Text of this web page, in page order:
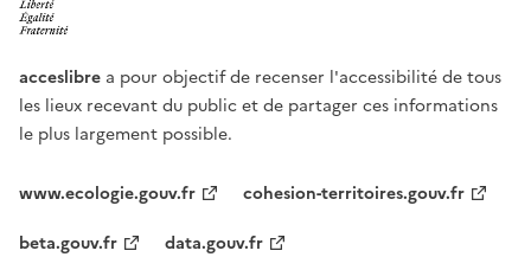
acceslibre a pour objectif de recenser l'accessibilité de tous
les lieux recevant du public et de partager ces informations
le plus largement possible.
www.ecologie.gouv.fr
cohesion-territoires.gouv.fr
beta.gouv.fr
data.gouv.fr